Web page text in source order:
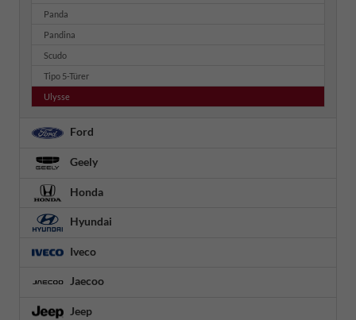
Panda
Pandina
Scudo
Tipo 5-Türer
Ulysse
Ford
Geely
Honda
Hyundai
Iveco
Jaecoo
Jeep